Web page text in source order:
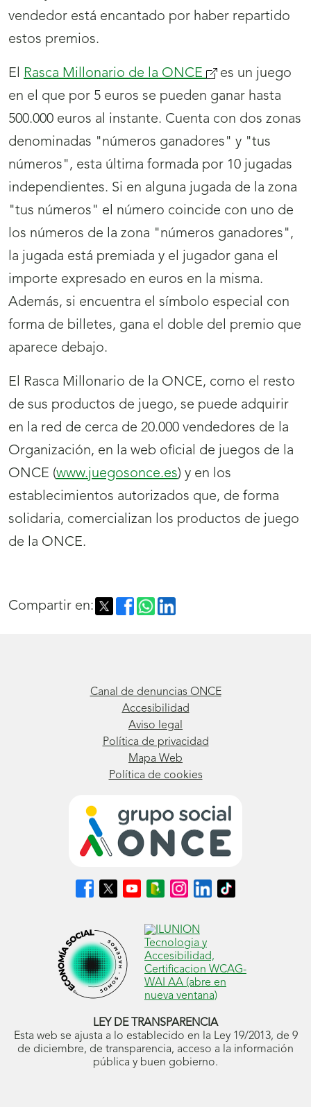
vendedor está encantado por haber repartido
estos premios.
El Rasca Millonario de la ONCE
es un juego
en el que por 5 euros se pueden ganar hasta
500.000 euros al instante. Cuenta con dos zonas
denominadas "números ganadores" y "tus
números", esta última formada por 10 jugadas
independientes. Si en alguna jugada de la zona
"tus números" el número coincide con uno de
los números de la zona "números ganadores",
la jugada está premiada y el jugador gana el
importe expresado en euros en la misma.
Además, si encuentra el símbolo especial con
forma de billetes, gana el doble del premio que
aparece debajo.
El Rasca Millonario de la ONCE, como el resto
de sus productos de juego, se puede adquirir
en la red de cerca de 20.000 vendedores de la
Organización, en la web oficial de juegos de la
ONCE (www.juegosonce.es) y en los
establecimientos autorizados que, de forma
solidaria, comercializan los productos de juego
de la ONCE.
Compartir en:
Canal de denuncias ONCE
Accesibilidad
Aviso legal
Política de privacidad
Mapa Web
Política de cookies
Síguenos
en
abrirá
en
ventana
nueva)
Síguenos
en
abrirá
en
ventana
nueva)
Síguenos
en
abrirá
en
ventana
nueva)
Síguenos
en
Blog
ONCE
(se
abrirá
en
ventana
nueva)
Síguenos
en
(se
abrirá
en
ventana
nueva)
Síguenos
en
(se
abrirá
en
ventana
nueva)
Síguenos
en
ventana
nueva)
LEY DE TRANSPARENCIA
Esta web se ajusta a lo establecido en la Ley 19/2013, de 9
de diciembre, de transparencia, acceso a la información
pública y buen gobierno.